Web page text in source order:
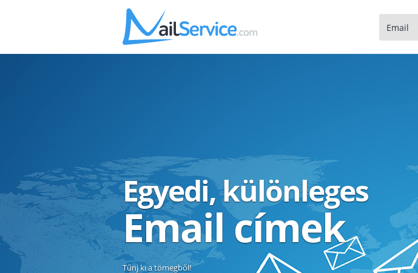
Egyedi, különleges
Email címek
Tűnj ki a tömegből!